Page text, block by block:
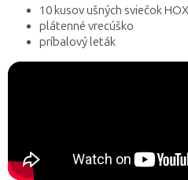
10 kusov ušných sviečok
plátenné vrecúško
príbalový leták